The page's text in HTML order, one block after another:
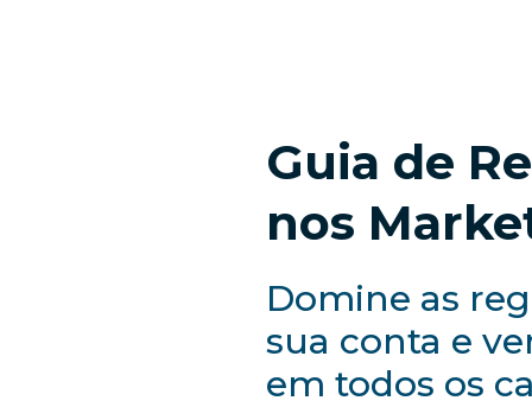
Guia de
nos
Domine as
sua conta e
em todos os